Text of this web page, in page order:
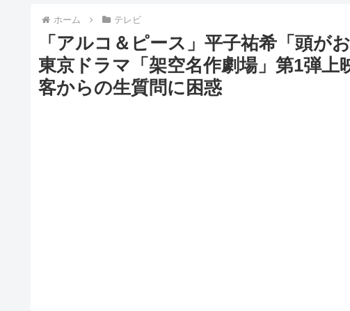
ホーム テレビ
「アルコ＆ピース」平子祐希「頭
東京ドラマ「架空名作劇場」第1弾
客からの生質問に困惑